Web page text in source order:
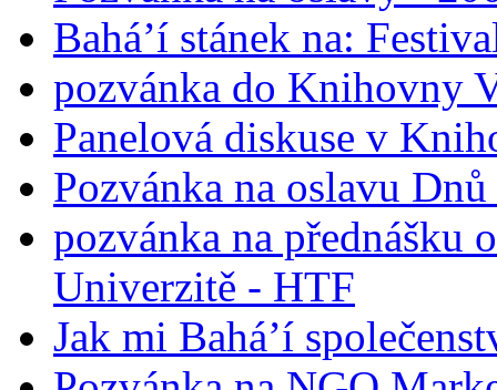
Bahá’í stánek na:
pozvánka do Knihovny
Panelová diskuse v
Pozvánka na oslavu
pozvánka na přednášku
Univerzitě - HTF
Jak mi Bahá’í